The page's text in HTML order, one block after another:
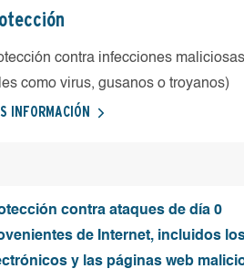
contra infecciones maliciosas
como virus, gusanos o troyanos)
INFORMACIÓN
contra ataques de día 0
de Internet, incluidos
y las páginas web